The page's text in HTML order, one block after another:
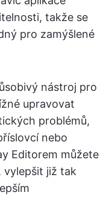
takže se
pro zamýšlené
nástroj pro
upravovat
problémů,
nebo
Editorem můžete
již tak